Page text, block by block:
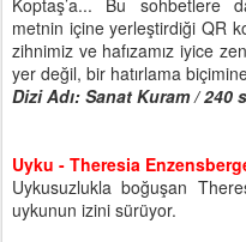
Koptaş’a... Bu sohbetlere
metnin içine yerleştirdiği QR
zihnimiz ve hafızamız iyice
yer değil, bir hatırlama
Dizi Adı: Sanat Kuram / 240
Uyku - Theresia
Uykusuzlukla boğuşan
uykunun izini sürüyor.